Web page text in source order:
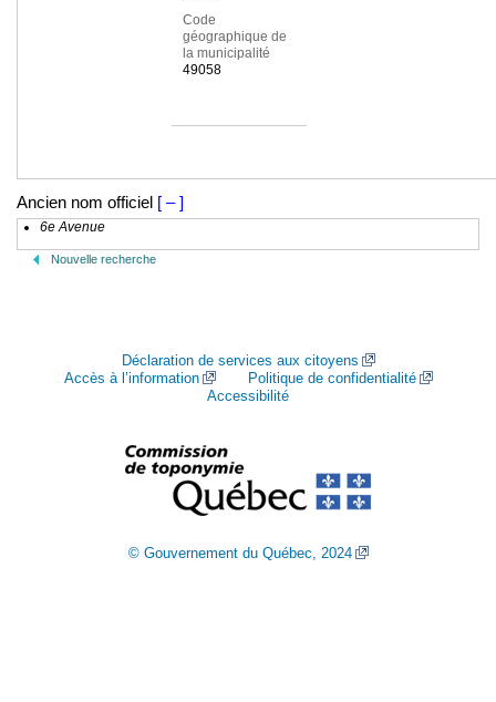
Code
géographique de
la municipalité
49058
Ancien nom officiel [ – ]
6e Avenue
Nouvelle recherche
Déclaration de services aux citoyens
Accès à l’information
Politique de confidentialité
Accessibilité
© Gouvernement du Québec, 2024